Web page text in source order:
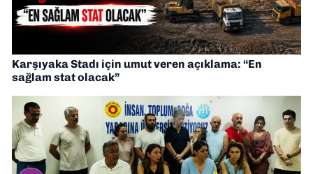
Karşıyaka Stadı için umut veren açıklama: “En
sağlam stat olacak”